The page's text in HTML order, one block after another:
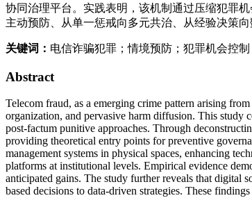
协同治理平台。实践表明，该机制通过压缩犯罪
主动预防、从单一惩戒向多元共治、从经验决策
关键词： 电信诈骗犯罪；情境预防；犯罪机会控
Abstract
Telecom fraud, as a emerging crime pattern arising
organization, and pervasive harm diffusion. This study
post-factum punitive approaches. Through
providing theoretical entry points for preventive
management systems in physical spaces, enhancing
platforms at institutional levels. Empirical evidence
anticipated gains. The study further reveals that digital
based decisions to data-driven strategies. These